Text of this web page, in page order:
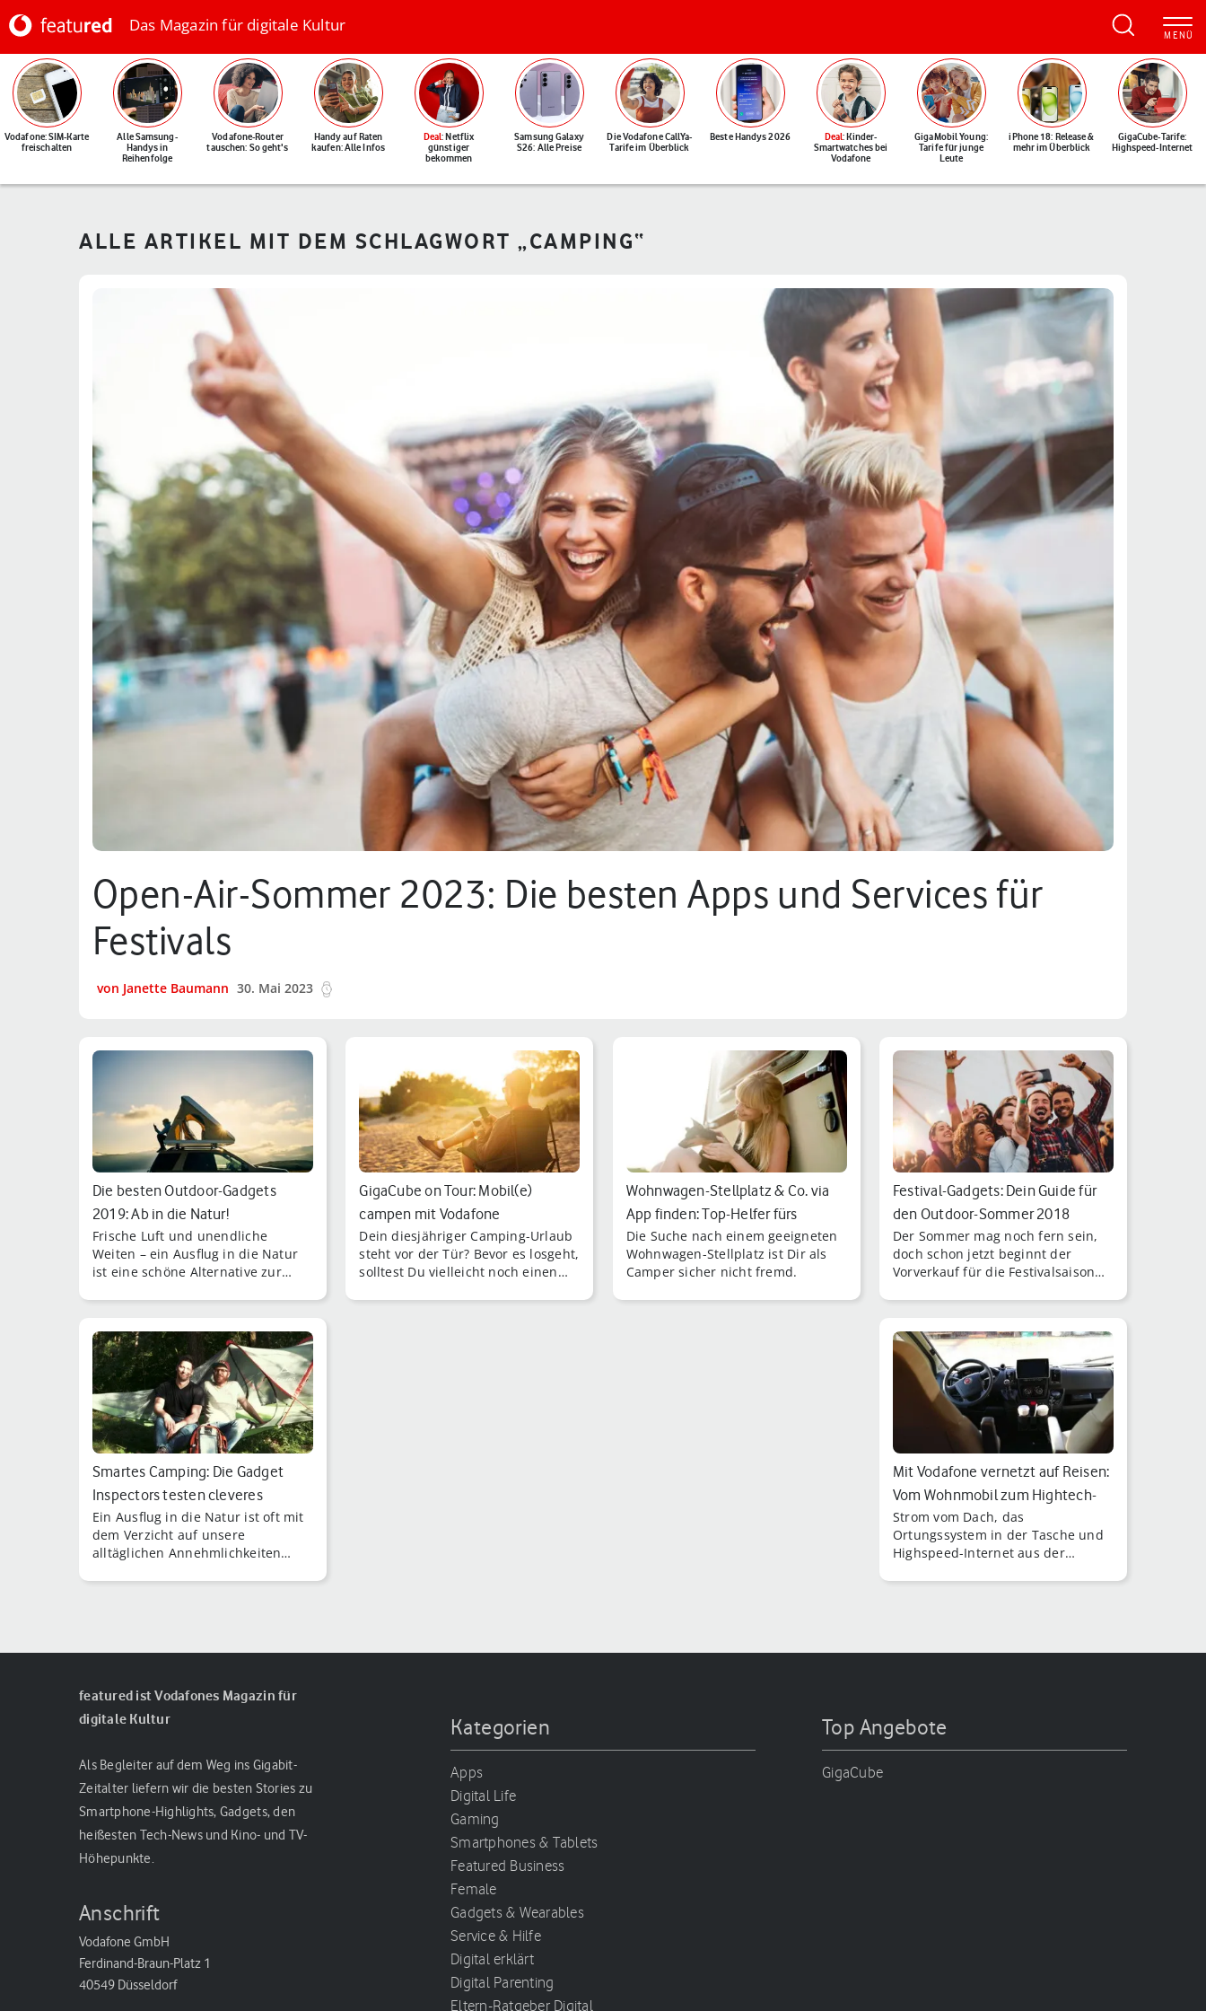
Das Magazin für digitale Kultur
Vodafone: SIM-Karte
freischalten
Alle Samsung-
Handys in
Reihenfolge
Vodafone-Router
tauschen: So geht's
Handy auf Raten
kaufen: Alle Infos
Deal: Netflix
günstiger
bekommen
Samsung Galaxy
S26: Alle Preise
Die Vodafone CallYa-
Tarife im Überblick
Beste Handys 2026 Deal: Kinder-
Smartwatches bei
Vodafone
GigaMobil Young:
Tarife für junge
Leute
iPhone 18: Release &
mehr im Überblick
GigaCube-Tarife:
Highspeed-Internet
ALLE ARTIKEL MIT DEM SCHLAGWORT „CAMPING“
Open-Air-Sommer 2023: Die besten Apps und Services für
Festivals
von Janette Baumann 30. Mai 2023
Die besten Outdoor-Gadgets
2019: Ab in die Natur!
Frische Luft und unendliche
Weiten – ein Ausflug in die Natur
ist eine schöne Alternative zur
GigaCube on Tour: Mobil(e)
campen mit Vodafone
Dein diesjähriger Camping-Urlaub
steht vor der Tür? Bevor es losgeht,
solltest Du vielleicht noch einen
Wohnwagen-Stellplatz & Co. via
App finden: Top-Helfer fürs
Campin…
Die Suche nach einem geeigneten
Wohnwagen-Stellplatz ist Dir als
Camper sicher nicht fremd.
Festival-Gadgets: Dein Guide für
den Outdoor-Sommer 2018
Der Sommer mag noch fern sein,
doch schon jetzt beginnt der
Vorverkauf für die Festivalsaison
Smartes Camping: Die Gadget
Inspectors testen cleveres
Outdoor-Eq…
Ein Ausflug in die Natur ist oft mit
dem Verzicht auf unsere
alltäglichen Annehmlichkeiten
Mit Vodafone vernetzt auf Reisen:
Vom Wohnmobil zum Hightech-
Camp…
Strom vom Dach, das
Ortungssystem in der Tasche und
Highspeed-Internet aus der
featured ist Vodafones Magazin für
digitale Kultur
Als Begleiter auf dem Weg ins Gigabit-
Zeitalter liefern wir die besten Stories zu
Smartphone-Highlights, Gadgets, den
heißesten Tech-News und Kino- und TV-
Höhepunkte.
Anschrift
Vodafone GmbH
Ferdinand-Braun-Platz 1
40549 Düsseldorf
Kategorien
Apps
Digital Life
Gaming
Smartphones & Tablets
Featured Business
Female
Gadgets & Wearables
Service & Hilfe
Digital erklärt
Digital Parenting
Eltern-Ratgeber Digital
Top Angebote
GigaCube